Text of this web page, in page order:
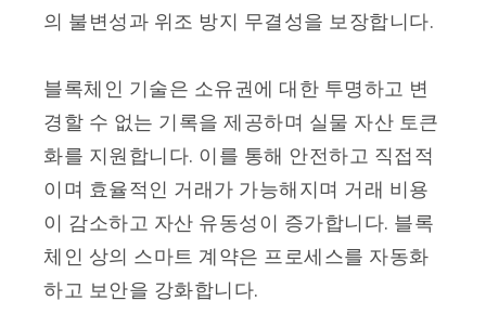
의 불변성과 위조 방지 무결성을 보장합니다.
블록체인 기술은 소유권에 대한 투명하고 변
경할 수 없는 기록을 제공하며 실물 자산 토큰
화를 지원합니다. 이를 통해 안전하고 직접적
이며 효율적인 거래가 가능해지며 거래 비용
이 감소하고 자산 유동성이 증가합니다. 블록
체인 상의 스마트 계약은 프로세스를 자동화
하고 보안을 강화합니다.